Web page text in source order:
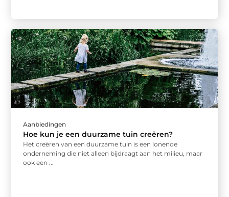
Aanbiedingen
Hoe kun je een duurzame tuin creëren?
Het creëren van een duurzame tuin is een lonende
onderneming die niet alleen bijdraagt aan het milieu, maar
ook een ...